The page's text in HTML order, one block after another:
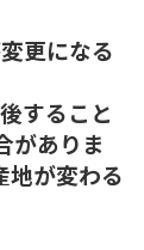
更になる
すること
がありま
地が変わる